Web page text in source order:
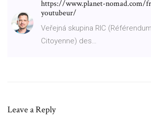
https://www.planet-nomad.com/
youtubeur/
Veřejná skupina RIC
Citoyenne) des…
Leave a Reply